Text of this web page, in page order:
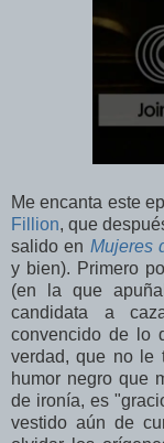
Me encanta este
Fillion, que
salido en Mujeres
y bien). Primero
(en la que
candidata a
convencido de lo
verdad, que no le
humor negro que
de ironía, es
vestido aún de